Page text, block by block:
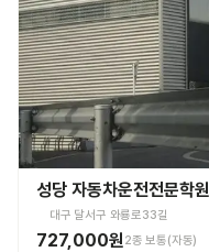
성당 자동차운전전문학원
대구 달서구 와룡로33길
727,000원 2종 보통(자동)